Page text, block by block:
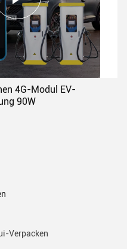
4G-Modul EV-
90W
Verpacken